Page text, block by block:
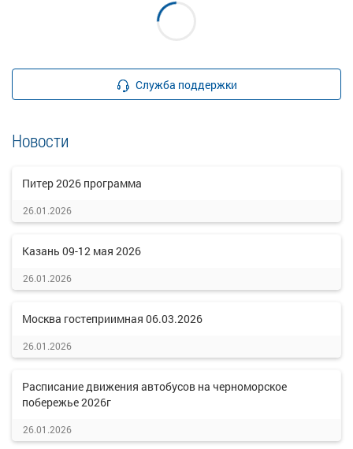
Служба поддержки
Новости
Питер 2026 программа
26.01.2026
Казань 09-12 мая 2026
26.01.2026
Москва гостеприимная 06.03.2026
26.01.2026
Расписание движения автобусов на черноморское
побережье 2026г
26.01.2026